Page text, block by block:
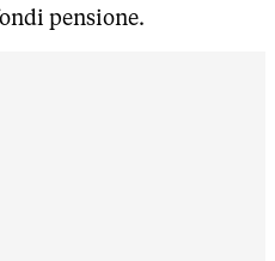
pensione.